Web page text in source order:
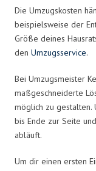
Die Umzugskosten
beispielsweise der
Größe deines
den Umzugsservice.
Bei Umzugsmeister
maßgeschneiderte
möglich zu gestalten.
bis Ende zur Seite
abläuft.
Um dir einen ersten